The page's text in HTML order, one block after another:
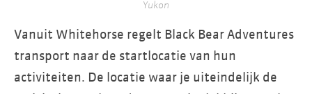
Yukon
Vanuit Whitehorse regelt Black Bear Adventures
transport naar de startlocatie van hun
activiteiten. De locatie waar je uiteindelijk de